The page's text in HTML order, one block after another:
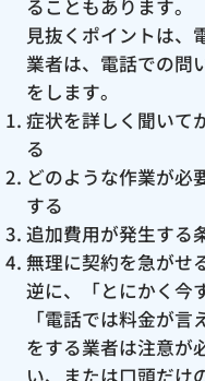
ることもあります。
見抜くポイントは、
業者は、電話での問
をします。
症状を詳しく聞いて
る
どのような作業が必
する
追加費用が発生する
無理に契約を急がせ
逆に、「とにかく今
「電話では料金が
をする業者は注意が
い、または口頭だけ